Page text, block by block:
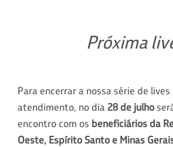
Próxima
Para encerrar a nossa série de
atendimento, no dia 28 de julho
encontro com os beneficiários da
Oeste, Espírito Santo e Minas